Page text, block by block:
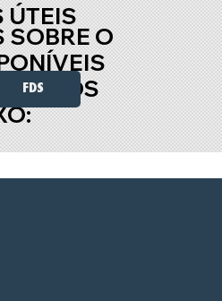
ÚTEIS
SOBRE O
NOS
FDS